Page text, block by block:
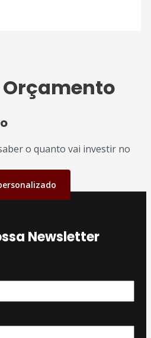
o quanto vai investir no
Newsletter